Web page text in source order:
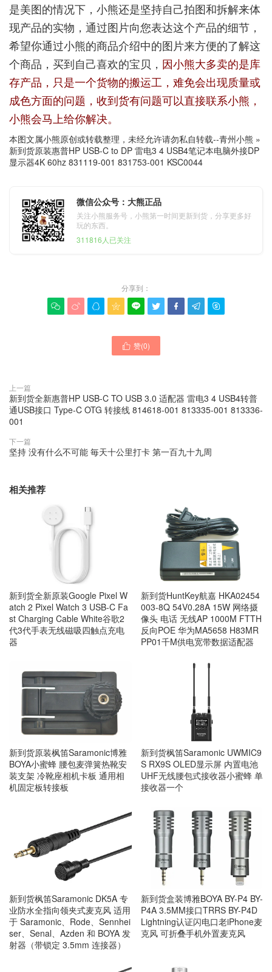
是美图的情况下，小熊还是坚持自己拍图和拆解来体
现产品的实物，通过图片向您表达这个产品的细节，
希望你通过小熊的商品介绍中的图片来方便的了解这
个商品，买到自己喜欢的宝贝， 因小熊大多卖的是库
存产品，只是一个货物的搬运工，难免会出现质量或
成色方面的问题，收到货有问题可以直接联系小熊，
小熊会马上给你解决。
本图文属小熊原创或转载整理，未经允许请勿私自转载--青州小熊 »
新到货原装惠普HP USB-C to DP 雷电3 4 USB4笔记本电脑外接DP
显示器4K 60hz 831119-001 831753-001 KSC0044
微信公众号：大熊正品
关注小熊服务号，小熊第一时间更新到货，分享更多好
玩的东西。
311816人已关注
分享到：
        
 赞(0)
上一篇
新到货全新惠普HP USB-C TO USB 3.0 适配器 雷电3 4 USB4转普
通USB接口 Type-C OTG 转接线 814618-001 813335-001 813336-
001
下一篇
坚持 没有什么不可能 毎天十公里打卡 第一百九十九周
相关推荐
新到货全新原装Google Pixel W
atch 2 Pixel Watch 3 USB-C Fa
st Charging Cable White谷歌2
代3代手表无线磁吸四触点充电
器
新到货HuntKey航嘉 HKA02454
003-8Q 54V0.28A 15W 网络摄
像头 电话 无线AP 1000M FTTH
反向POE 华为MA5658 H83MR
PP01千M供电宽带数据适配器
新到货原装枫笛Saramonic博雅
BOYA小蜜蜂 腰包麦弹簧热靴安
装支架 冷靴座相机卡板 通用相
机固定板转接板
新到货枫笛Saramonic UWMIC9
S RX9S OLED显示屏 内置电池
UHF无线腰包式接收器小蜜蜂 单
接收器一个
新到货枫笛Saramonic DK5A 专
业防水全指向领夹式麦克风 适用
于 Saramonic、Rode、Sennhei
ser、Senal、Azden 和 BOYA 发
射器（带锁定 3.5mm 连接器）
新到货盒装博雅BOYA BY-P4 BY-
P4A 3.5MM接口TRRS BY-P4D
Lightning认证闪电口老iPhone麦
克风 可折叠手机外置麦克风